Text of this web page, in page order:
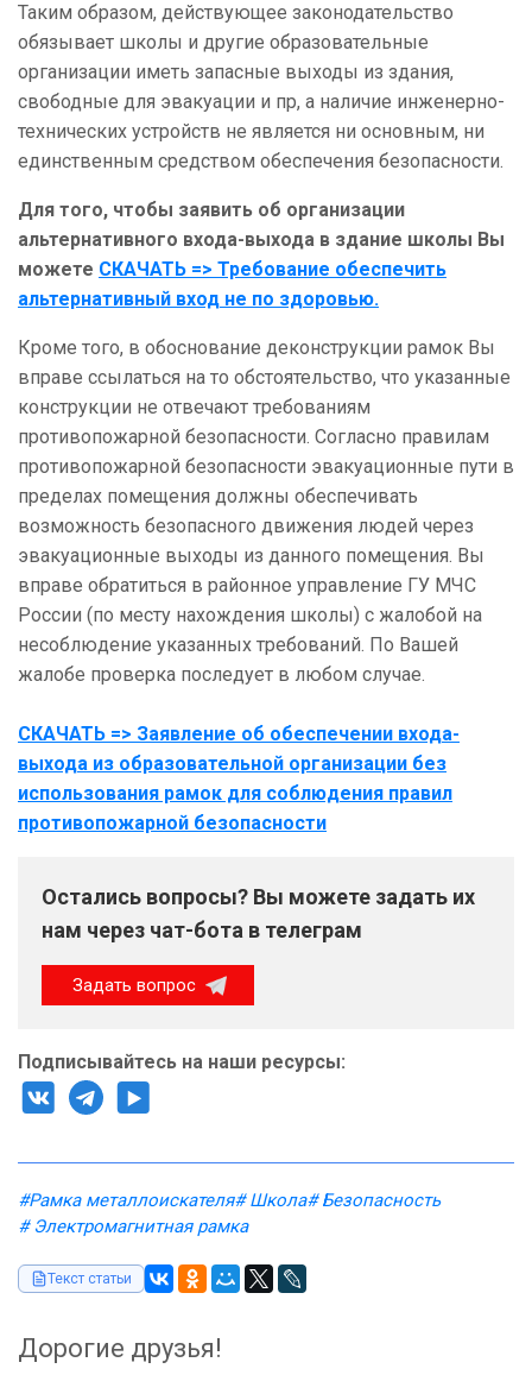
Таким образом, действующее законодательство
обязывает школы и другие образовательные
организации иметь запасные выходы из здания,
свободные для эвакуации и пр, а наличие инженерно-
технических устройств не является ни основным, ни
единственным средством обеспечения безопасности.
Для того, чтобы заявить об организации
альтернативного входа-выхода в здание школы Вы
можете СКАЧАТЬ => Требование обеспечить
альтернативный вход не по здоровью.
Кроме того, в обоснование деконструкции рамок Вы
вправе ссылаться на то обстоятельство, что указанные
конструкции не отвечают требованиям
противопожарной безопасности. Согласно правилам
противопожарной безопасности эвакуационные пути в
пределах помещения должны обеспечивать
возможность безопасного движения людей через
эвакуационные выходы из данного помещения. Вы
вправе обратиться в районное управление ГУ МЧС
России (по месту нахождения школы) с жалобой на
несоблюдение указанных требований. По Вашей
жалобе проверка последует в любом случае.
СКАЧАТЬ => Заявление об обеспечении входа-
выхода из образовательной организации без
использования рамок для соблюдения правил
противопожарной безопасности
Остались вопросы? Вы можете задать их
нам через чат-бота в телеграм
Задать вопрос
Подписывайтесь на наши ресурсы:
#Рамка металлоискателя# Школа# Безопасность
# Электромагнитная рамка
Текст статьи
Дорогие друзья!